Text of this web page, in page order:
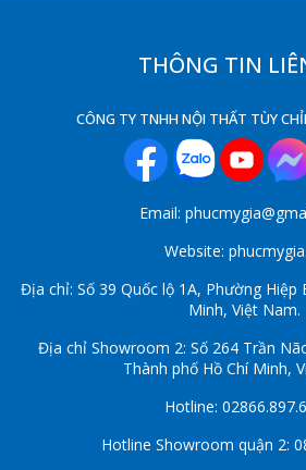
THÔNG TIN
CÔNG TY TNHH NỘI THẤT TÙY
Email:
Website:
Địa chỉ: Số 39 Quốc lộ 1A, Phường Hiệp
Minh, Việt Nam.
Địa chỉ Showroom 2: Số 264 Trần
Thành phố Hồ Chí Minh,
Hotline:
Hotline Showroom quận 2: